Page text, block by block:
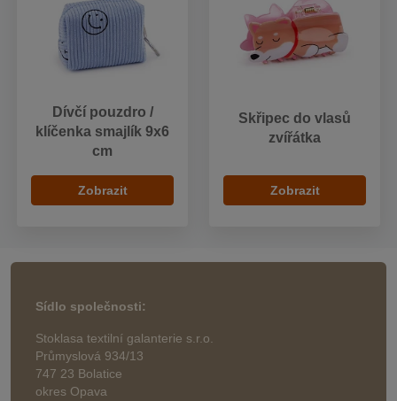
Dívčí pouzdro /
klíčenka smajlík 9x6
cm
Zobrazit
Skřipec do vlasů
zvířátka
Zobrazit
Sídlo společnosti:
Stoklasa textilní galanterie s.r.o.
Průmyslová 934/13
747 23 Bolatice
okres Opava